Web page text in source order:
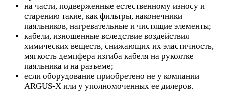
на части, подверженные естественному износу и
старению такие, как фильтры, наконечники
паяльников, нагревательные и чистящие элементы;
кабели, изношенные вследствие воздействия
химических веществ, снижающих их эластичность,
мягкость демпфера изгиба кабеля на рукоятке
паяльника и на разъеме;
если оборудование приобретено не у компании
ARGUS-X или у уполномоченных ее дилеров.